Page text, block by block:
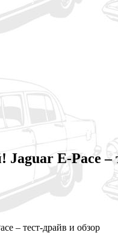
E-Pace –
– тест-драйв и обзор